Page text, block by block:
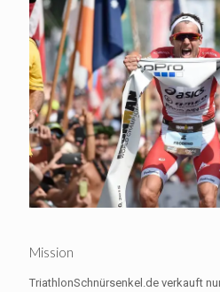
Mission
TriathlonSchnürsenkel.de verkauft